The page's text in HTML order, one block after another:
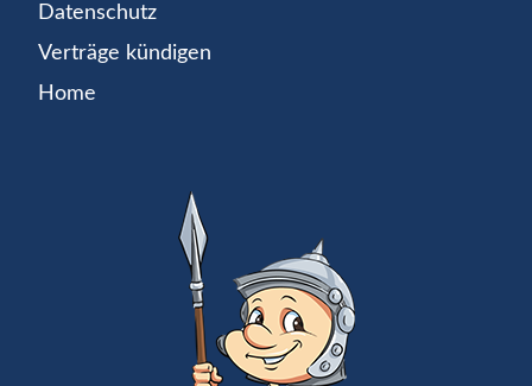
Datenschutz
Verträge kündigen
Home